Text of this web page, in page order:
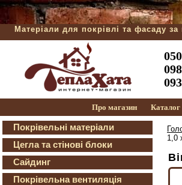
Матеріали для покрівлі та фасаду
Про магазин Каталог
Покрівельні матеріали
Цегла та стінові блоки
Сайдинг
Покрівельна вентиляція
1,0